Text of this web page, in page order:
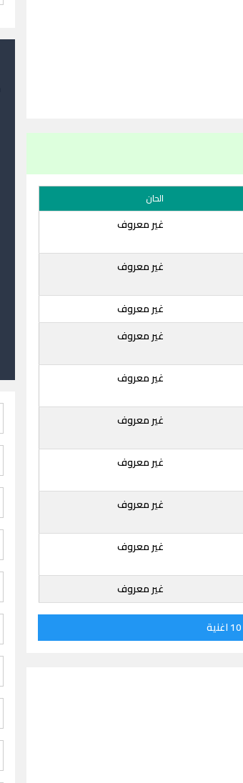
الحان
غير معروف
غير معروف
غير معروف
غير معروف
غير معروف
غير معروف
غير معروف
غير معروف
غير معروف
غير معروف